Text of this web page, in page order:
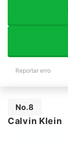
Reportar erro
No.8
Calvin Klein